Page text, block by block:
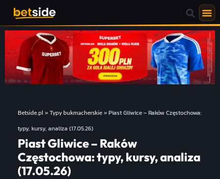
Betside.pl » Typy bukmacherskie»Piast Gliwice – Raków Częstochowa:
typy, kursy, analiza (17.05.26)
Piast Gliwice – Raków
Częstochowa: typy, kursy, analiza
(17.05.26)